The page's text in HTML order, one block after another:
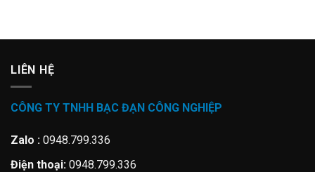
LIÊN HỆ
CÔNG TY TNHH BẠC ĐẠN CÔNG NGHIỆP
Zalo : 0948.799.336
Điện thoại: 0948.799.336